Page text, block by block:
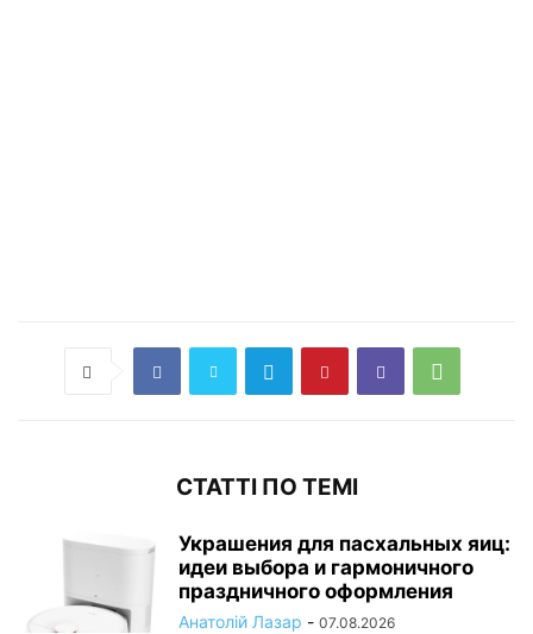
СТАТТІ ПО ТЕМІ
Украшения для пасхальных яиц:
идеи выбора и гармоничного
праздничного оформления
Анатолій Лазар - 07.08.2026